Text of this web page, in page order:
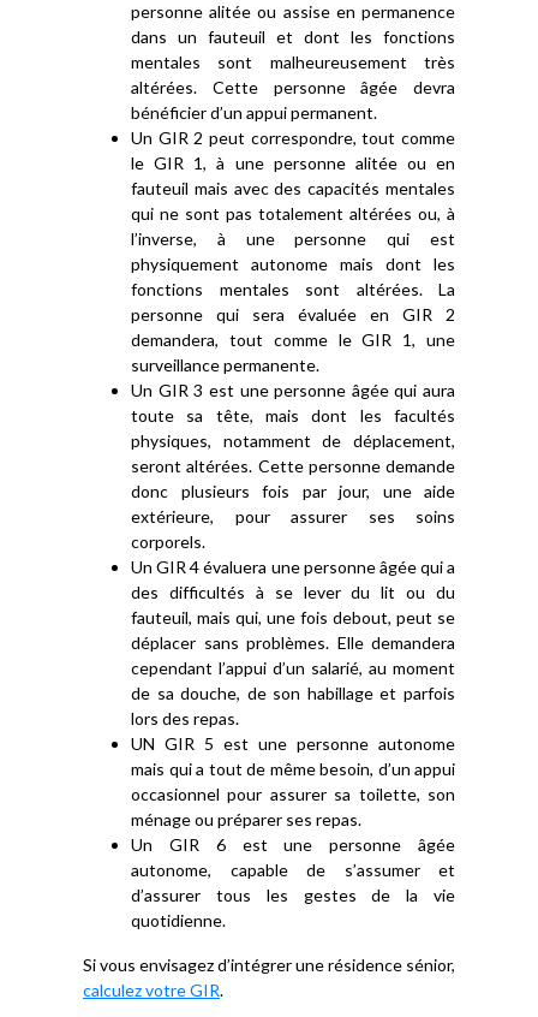
personne alitée ou assise en permanence
dans un fauteuil et dont les fonctions
mentales sont malheureusement très
altérées. Cette personne âgée devra
bénéficier d’un appui permanent.
Un GIR 2 peut correspondre, tout comme
le GIR 1, à une personne alitée ou en
fauteuil mais avec des capacités mentales
qui ne sont pas totalement altérées ou, à
l’inverse, à une personne qui est
physiquement autonome mais dont les
fonctions mentales sont altérées. La
personne qui sera évaluée en GIR 2
demandera, tout comme le GIR 1, une
surveillance permanente.
Un GIR 3 est une personne âgée qui aura
toute sa tête, mais dont les facultés
physiques, notamment de déplacement,
seront altérées. Cette personne demande
donc plusieurs fois par jour, une aide
extérieure, pour assurer ses soins
corporels.
Un GIR 4 évaluera une personne âgée qui a
des difficultés à se lever du lit ou du
fauteuil, mais qui, une fois debout, peut se
déplacer sans problèmes. Elle demandera
cependant l’appui d’un salarié, au moment
de sa douche, de son habillage et parfois
lors des repas.
UN GIR 5 est une personne autonome
mais qui a tout de même besoin, d’un appui
occasionnel pour assurer sa toilette, son
ménage ou préparer ses repas.
Un GIR 6 est une personne âgée
autonome, capable de s’assumer et
d’assurer tous les gestes de la vie
quotidienne.
Si vous envisagez d’intégrer une résidence sénior,
calculez votre GIR.